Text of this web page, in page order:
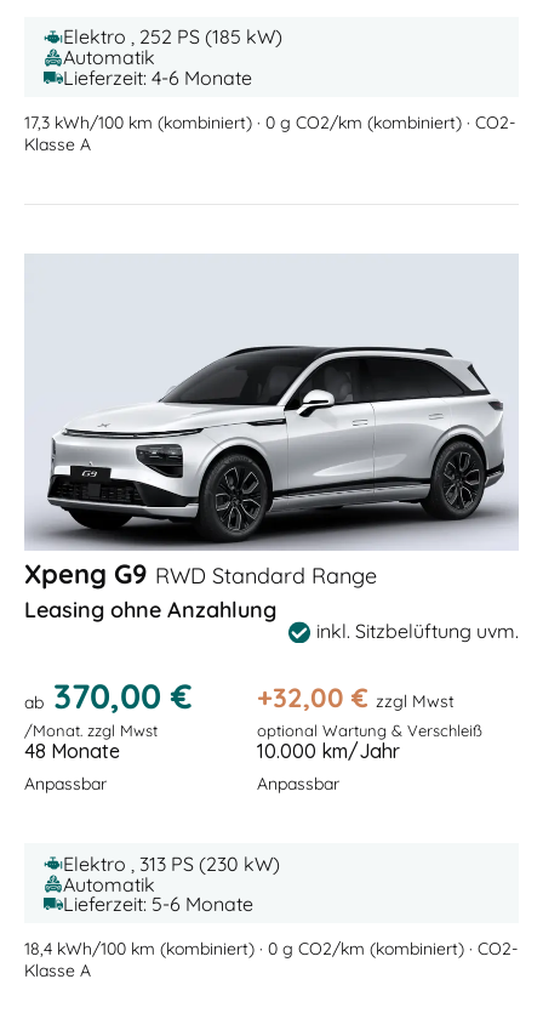
Elektro , 252 PS (185 kW)
Automatik
Lieferzeit: 4-6 Monate
17,3 kWh/100 km (kombiniert) · 0 g CO2/km (kombiniert) · CO2-
Klasse A
Xpeng G9 RWD Standard Range
Leasing ohne Anzahlung
inkl. Sitzbelüftung uvm.
ab 370,00 €
/Monat. zzgl Mwst
+32,00 € zzgl Mwst
optional Wartung & Verschleiß
48 Monate
Anpassbar
10.000 km/Jahr
Anpassbar
Elektro , 313 PS (230 kW)
Automatik
Lieferzeit: 5-6 Monate
18,4 kWh/100 km (kombiniert) · 0 g CO2/km (kombiniert) · CO2-
Klasse A